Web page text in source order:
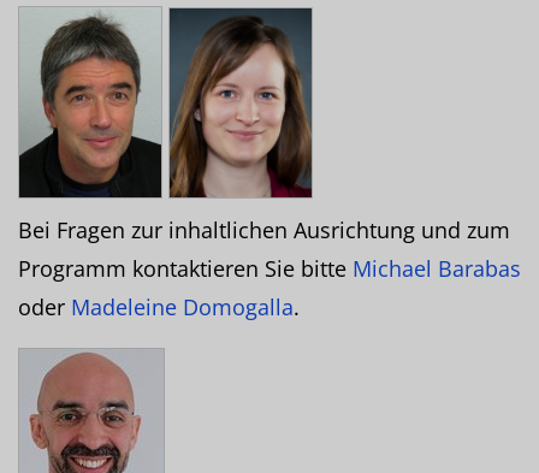
Bei Fragen zur inhaltlichen Ausrichtung und zum
Programm kontaktieren Sie bitte Michael Barabas
oder Madeleine Domogalla.